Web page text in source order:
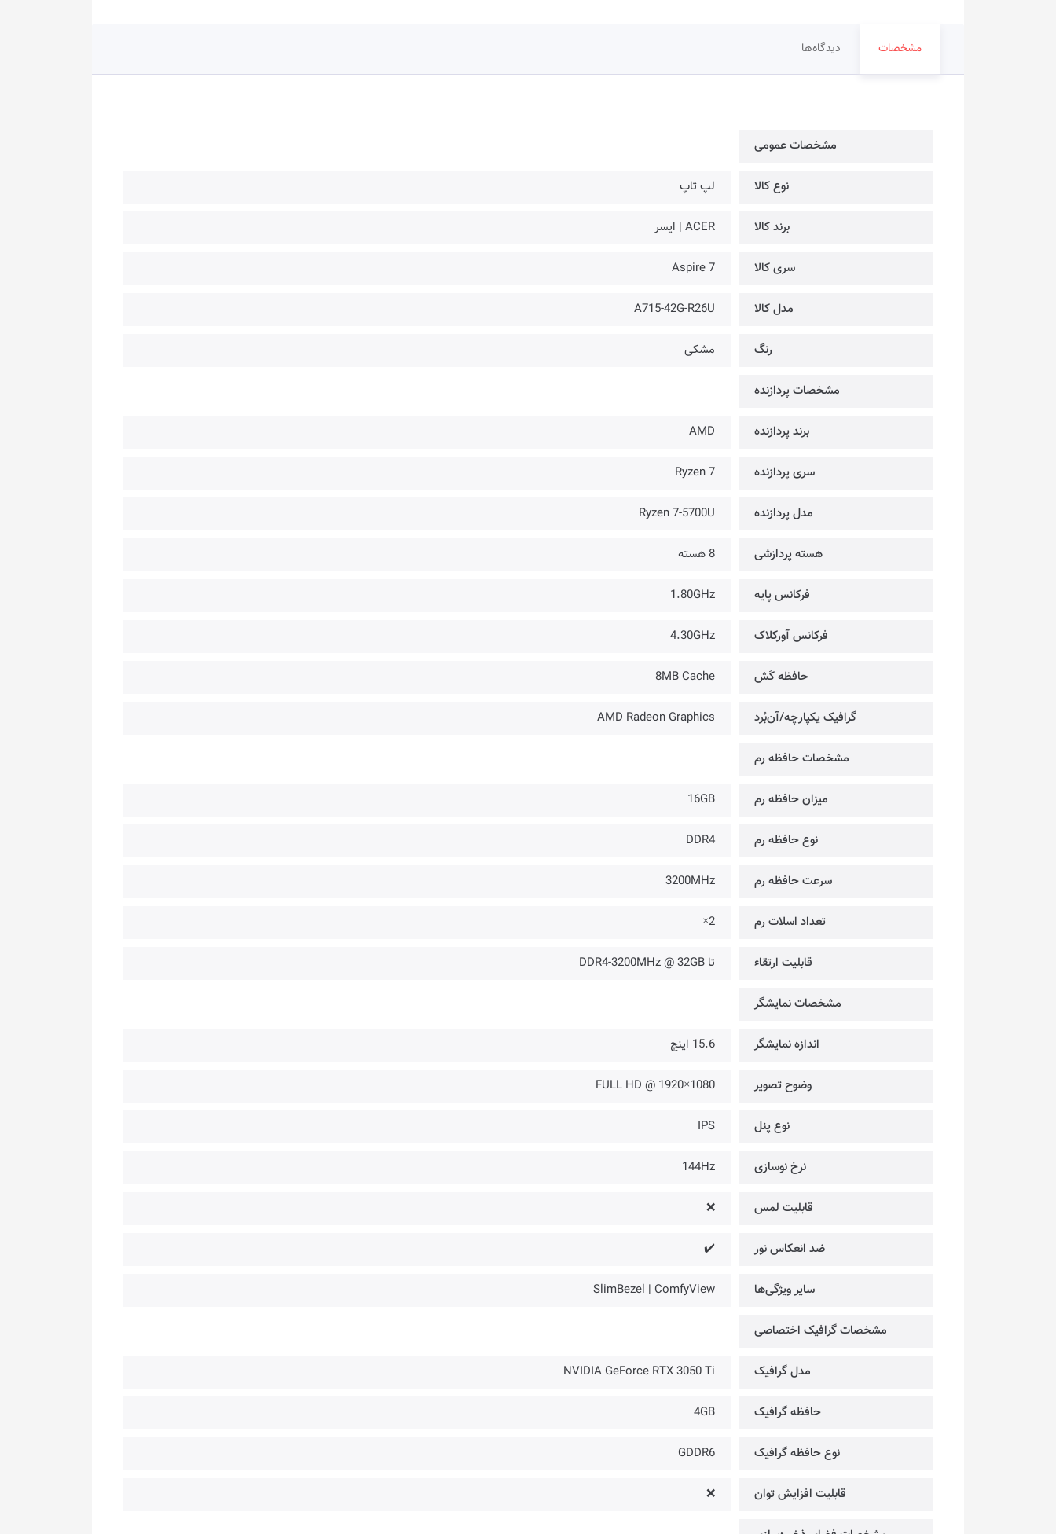
مشخصات دیدگاه‌ها
مشخصات عمومی
نوع کالا لپ تاپ
برند کالا ACER | ایسر
سری کالا Aspire 7
مدل کالا A715-42G-R26U
رنگ مشکی
مشخصات پردازنده
برند پردازنده AMD
سری پردازنده Ryzen 7
مدل پردازنده Ryzen 7-5700U
هسته پردازشی 8 هسته
فرکانس پایه 1.80GHz
فرکانس آورکلاک 4.30GHz
حافظه کَش 8MB Cache
گرافیک یکپارچه/آن‌بُرد AMD Radeon Graphics
مشخصات حافظه رم
میزان حافظه رم 16GB
نوع حافظه رم DDR4
سرعت حافظه رم 3200MHz
تعداد اسلات رم 2×
قابلیت ارتقاء تا DDR4-3200MHz @ 32GB
مشخصات نمایشگر
اندازه نمایشگر 15.6 اینچ
وضوح تصویر 1080×1920 @ FULL HD
نوع پنل IPS
نرخ نوسازی 144Hz
قابلیت لمس ❌
ضد انعکاس نور ✔️
سایر ویژگی‌ها SlimBezel | ComfyView
مشخصات گرافیک اختصاصی
مدل گرافیک NVIDIA GeForce RTX 3050 Ti
حافظه گرافیک 4GB
نوع حافظه گرافیک GDDR6
قابلیت افزایش توان ❌